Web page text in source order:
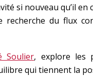
si nouveau qu’il en
recherche du flux
Soulier, explore les
qui tiennent la